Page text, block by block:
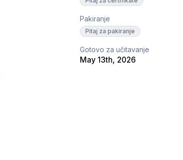
Pakiranje
Pitaj za pakiranje
Gotovo za učitavanje
May 13th, 2026